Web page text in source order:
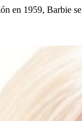
en 1959, Barbie se